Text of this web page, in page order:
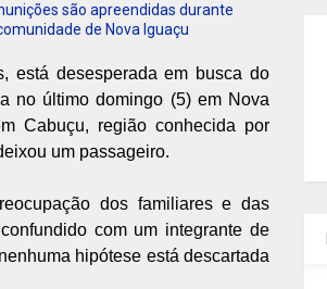
são apreendidas durante
de Nova Iguaçu
está desesperada em busca do
no último domingo (5) em Nova
Cabuçu, região conhecida por
um passageiro.
dos familiares e das
com um integrante de
hipótese está descartada